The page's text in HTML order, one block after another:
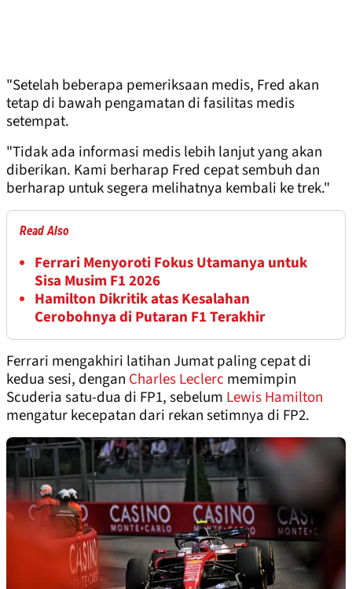
"Setelah beberapa pemeriksaan medis, Fred akan
tetap di bawah pengamatan di fasilitas medis
setempat.
"Tidak ada informasi medis lebih lanjut yang akan
diberikan. Kami berharap Fred cepat sembuh dan
berharap untuk segera melihatnya kembali ke trek."
Read Also
Ferrari Menyoroti Fokus Utamanya untuk
Sisa Musim F1 2026
Hamilton Dikritik atas Kesalahan
Cerobohnya di Putaran F1 Terakhir
Ferrari mengakhiri latihan Jumat paling cepat di
kedua sesi, dengan Charles Leclerc memimpin
Scuderia satu-dua di FP1, sebelum Lewis Hamilton
mengatur kecepatan dari rekan setimnya di FP2.